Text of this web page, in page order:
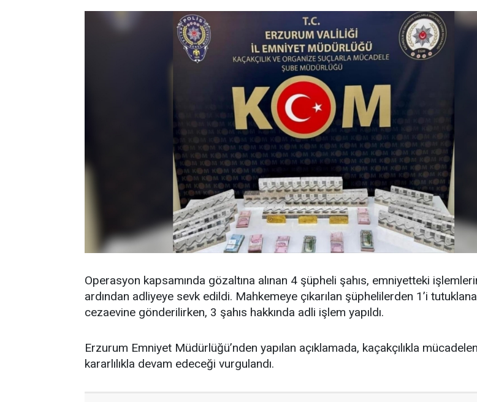
Operasyon kapsamında gözaltına alınan 4 şüpheli şahıs, emniyetteki
ardından adliyeye sevk edildi. Mahkemeye çıkarılan şüphelilerden 1’i
cezaevine gönderilirken, 3 şahıs hakkında adli işlem yapıldı.
Erzurum Emniyet Müdürlüğü’nden yapılan açıklamada, kaçakçılıkla
kararlılıkla devam edeceği vurgulandı.